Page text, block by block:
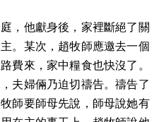
，他獻身後，家裡斷絕了關
。某次，趙牧師應邀去一個
費來，家中糧食也快沒了。
夫婦倆乃迫切禱告。禱告了
師要師母先說，師母說她有